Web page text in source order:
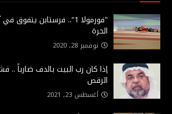
"فورمولا 1".. فرستابن
الحرة
نوفمبر 28, 2020
إذا كان رب البيت بالدف ضارباً ..
الرقص
أغسطس 23, 2021